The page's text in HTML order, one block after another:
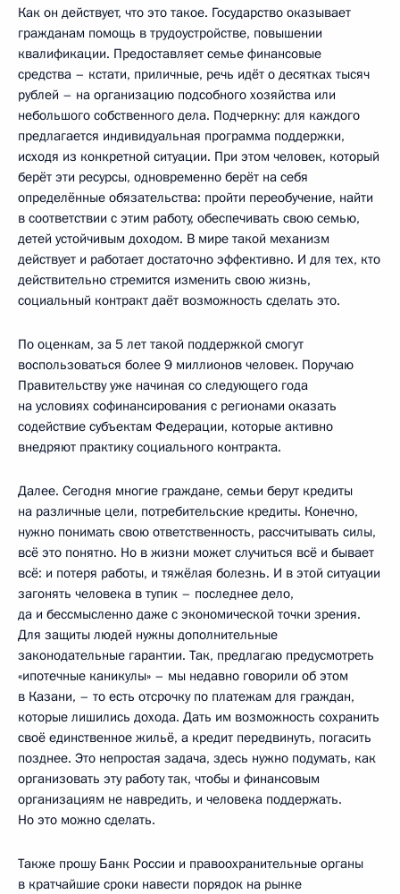
Как он действует, что это такое. Государство оказывает
гражданам помощь в трудоустройстве, повышении
квалификации. Предоставляет семье финансовые
средства – кстати, приличные, речь идёт о десятках тысяч
рублей – на организацию подсобного хозяйства или
небольшого собственного дела. Подчеркну: для каждого
предлагается индивидуальная программа поддержки,
исходя из конкретной ситуации. При этом человек, который
берёт эти ресурсы, одновременно берёт на себя
определённые обязательства: пройти переобучение, найти
в соответствии с этим работу, обеспечивать свою семью,
детей устойчивым доходом. В мире такой механизм
действует и работает достаточно эффективно. И для тех, кто
действительно стремится изменить свою жизнь,
социальный контракт даёт возможность сделать это.
По оценкам, за 5 лет такой поддержкой смогут
воспользоваться более 9 миллионов человек. Поручаю
Правительству уже начиная со следующего года
на условиях софинансирования с регионами оказать
содействие субъектам Федерации, которые активно
внедряют практику социального контракта.
Далее. Сегодня многие граждане, семьи берут кредиты
на различные цели, потребительские кредиты. Конечно,
нужно понимать свою ответственность, рассчитывать силы,
всё это понятно. Но в жизни может случиться всё и бывает
всё: и потеря работы, и тяжёлая болезнь. И в этой ситуации
загонять человека в тупик – последнее дело,
да и бессмысленно даже с экономической точки зрения.
Для защиты людей нужны дополнительные
законодательные гарантии. Так, предлагаю предусмотреть
«ипотечные каникулы» – мы недавно говорили об этом
в Казани, – то есть отсрочку по платежам для граждан,
которые лишились дохода. Дать им возможность сохранить
своё единственное жильё, а кредит передвинуть, погасить
позднее. Это непростая задача, здесь нужно подумать, как
организовать эту работу так, чтобы и финансовым
организациям не навредить, и человека поддержать.
Но это можно сделать.
Также прошу Банк России и правоохранительные органы
в кратчайшие сроки навести порядок на рынке